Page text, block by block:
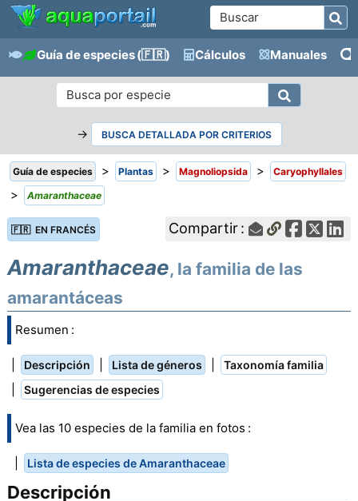
Guía de especies(🇫🇷) Cálculos Manuales
→ BUSCA DETALLADA POR CRITERIOS
Guía de especies > Plantas > Magnoliopsida > Caryophyllales
> Amaranthaceae
🇫🇷 EN FRANCÉS Compartir :
Amaranthaceae, la familia de las
amarantáceas
Resumen :
Descripción Lista de géneros Taxonomía familia
Sugerencias de especies
Vea las 10 especies de la familia en fotos :
Lista de especies de Amaranthaceae
Descripción